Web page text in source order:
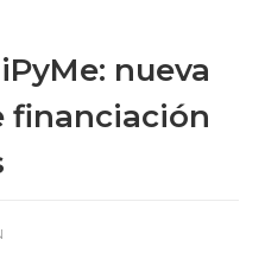
nueva
financiación